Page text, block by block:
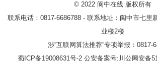
© 2022 阆中在线版权所有
联系电话：0817-6686788 - 联系地址：阆中市七里
业楼2楼
涉“互联网算法推荐”专项举报：0817-
蜀ICP备19008631号-2 公安备案号:川公网安备